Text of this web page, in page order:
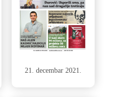
21. decembar 2021.